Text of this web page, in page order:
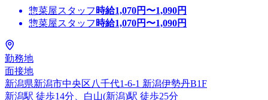
惣菜屋スタッフ 時給1,070円〜1,090円
惣菜屋スタッフ 時給1,070円〜1,090円
勤務地
面接地
新潟県新潟市中央区八千代1-6-1 新潟伊勢丹B1F
新潟駅 徒歩14分、白山(新潟)駅 徒歩25分